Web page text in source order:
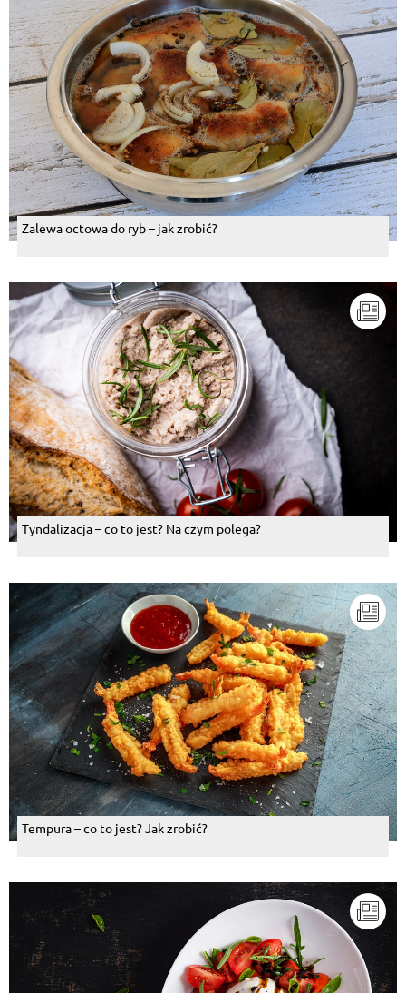
Zalewa octowa do ryb – jak zrobić?
Tyndalizacja – co to jest? Na czym polega?
Tempura – co to jest? Jak zrobić?